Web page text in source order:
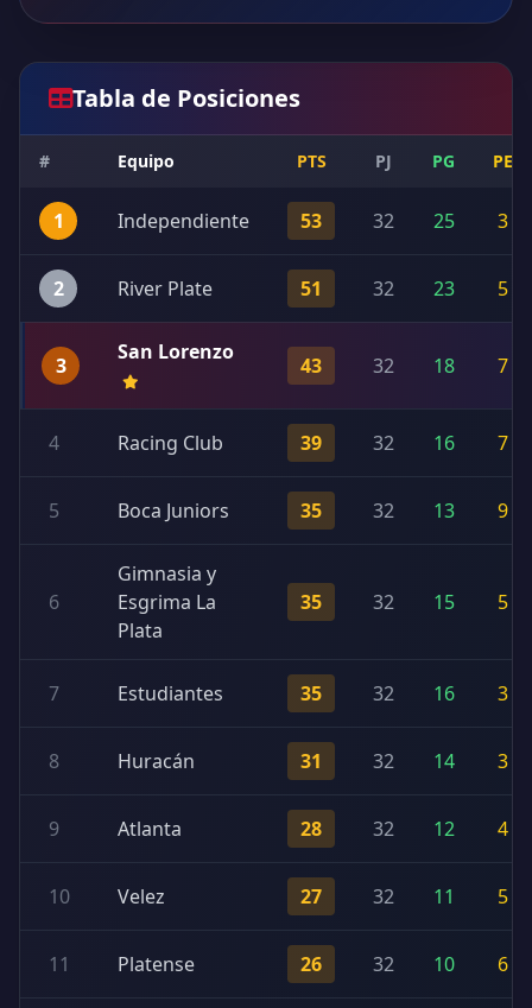
Tabla de Posiciones
# Equipo PTS PJ PG PE
1 Independiente 53 32 25 3
2 River Plate 51 32 23 5
3
San Lorenzo
43 32 18 7
4 Racing Club 39 32 16 7
5 Boca Juniors 35 32 13 9
6
Gimnasia y
Esgrima La
Plata
35 32 15 5
7 Estudiantes 35 32 16 3
8 Huracán 31 32 14 3
9 Atlanta 28 32 12 4
10 Velez 27 32 11 5
11 Platense 26 32 10 6